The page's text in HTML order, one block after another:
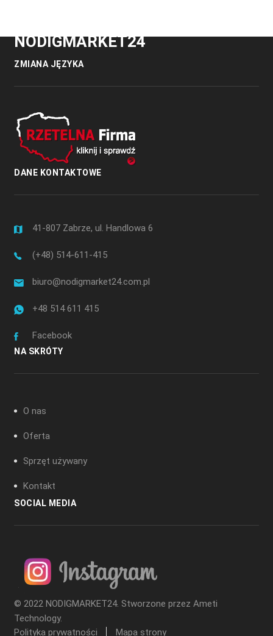
NODIGMARKET24
ZMIANA JĘZYKA
DANE KONTAKTOWE
41-807 Zabrze, ul. Handlowa 6
(+48) 514-611-415
biuro@nodigmarket24.com.pl
+48 514 611 415
Facebook
NA SKRÓTY
O nas
Oferta
Sprzęt używany
Kontakt
SOCIAL MEDIA
© 2022 NODIGMARKET24. Stworzone przezAmeti
Technology.
Polityka prywatności
Mapa strony